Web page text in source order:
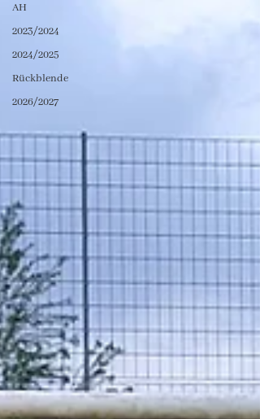
AH
2023/2024
2024/2025
Rückblende
2026/2027